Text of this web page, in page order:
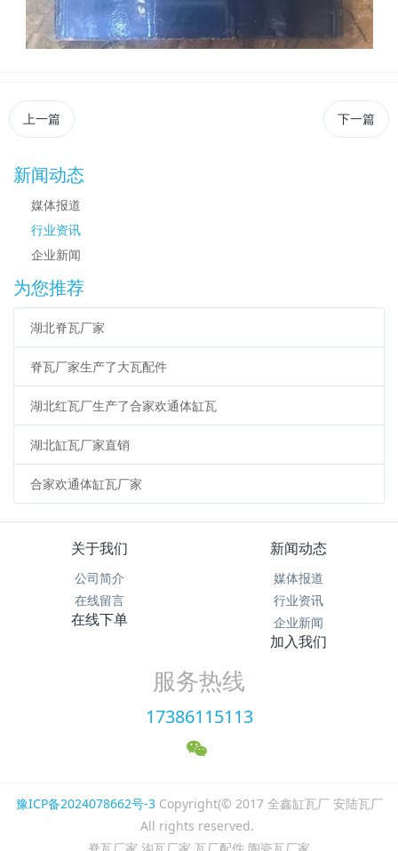
上一篇 下一篇
新闻动态
媒体报道
行业资讯
企业新闻
为您推荐
湖北脊瓦厂家
脊瓦厂家生产了大瓦配件
湖北红瓦厂生产了合家欢通体缸瓦
湖北缸瓦厂家直销
合家欢通体缸瓦厂家
关于我们
公司简介
在线留言
新闻动态
媒体报道
行业资讯
企业新闻
在线下单
加入我们
服务热线
17386115113
豫ICP备2024078662号-3Copyright(© 2017 全鑫缸瓦厂 安陆瓦厂
All rights reserved.